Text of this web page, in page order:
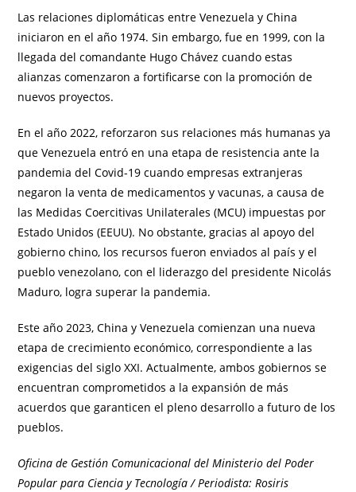
Las relaciones diplomáticas entre Venezuela y China
iniciaron en el año 1974. Sin embargo, fue en 1999, con la
llegada del comandante Hugo Chávez cuando estas
alianzas comenzaron a fortificarse con la promoción de
nuevos proyectos.
En el año 2022, reforzaron sus relaciones más humanas ya
que Venezuela entró en una etapa de resistencia ante la
pandemia del Covid-19 cuando empresas extranjeras
negaron la venta de medicamentos y vacunas, a causa de
las Medidas Coercitivas Unilaterales (MCU) impuestas por
Estado Unidos (EEUU). No obstante, gracias al apoyo del
gobierno chino, los recursos fueron enviados al país y el
pueblo venezolano, con el liderazgo del presidente Nicolás
Maduro, logra superar la pandemia.
Este año 2023, China y Venezuela comienzan una nueva
etapa de crecimiento económico, correspondiente a las
exigencias del siglo XXI. Actualmente, ambos gobiernos se
encuentran comprometidos a la expansión de más
acuerdos que garanticen el pleno desarrollo a futuro de los
pueblos.
Oficina de Gestión Comunicacional del Ministerio del Poder
Popular para Ciencia y Tecnología / Periodista: Rosiris